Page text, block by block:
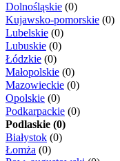
Dolnośląskie (0)
Kujawsko-pomorskie (0)
Lubelskie (0)
Lubuskie (0)
Łódzkie (0)
Małopolskie (0)
Mazowieckie (0)
Opolskie (0)
Podkarpackie (0)
Podlaskie (0)
Białystok (0)
Łomża (0)